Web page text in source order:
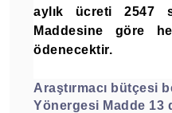
aylık ücreti 2547
Maddesine göre
ödenecektir.
Araştırmacı bütçesi
Yönergesi Madde 13